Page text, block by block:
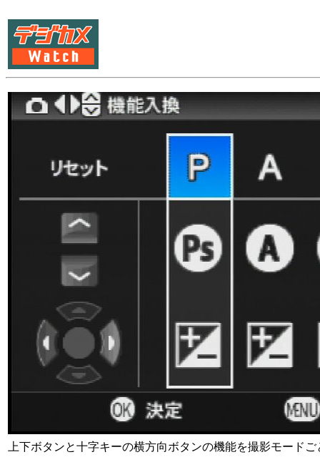
上下ボタンと十字キーの横方向ボタンの機能を撮影モード